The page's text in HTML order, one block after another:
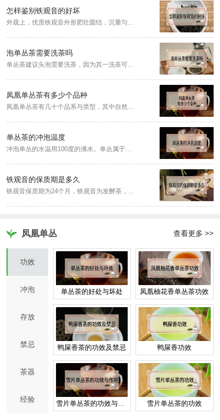
怎样鉴别铁观音的好坏
泡单丛茶需要洗茶吗
凤凰单丛茶有多少个品种
单丛茶的冲泡温度
铁观音的保质期是多久
凤凰单丛 查看更多 >>
功效
冲泡
存放
禁忌
茶器
经验
单丛茶的好处与坏处 凤凰柚花香单丛茶功效
鸭屎香茶的功效及禁忌 鸭屎香功效
雪片单丛茶的功效与作用 雪片单丛茶的功效